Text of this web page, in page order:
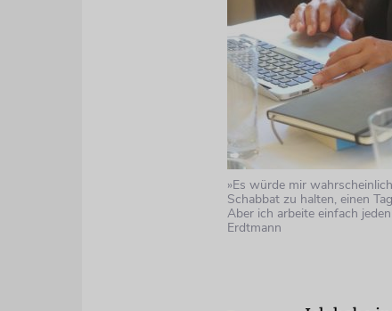
»Es würde mir
Schabbat zu halten, einen
Aber ich arbeite einfach jeden
Erdtmann